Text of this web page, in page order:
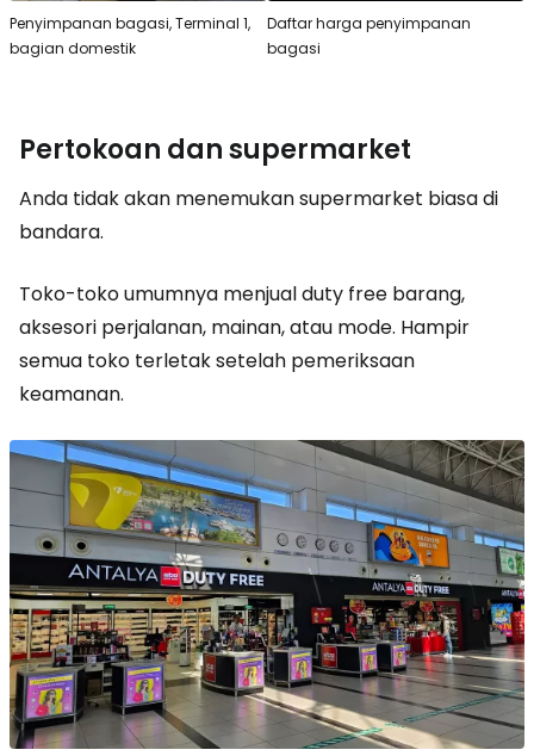
Penyimpanan bagasi, Terminal 1,
bagian domestik
Daftar harga penyimpanan
bagasi
Pertokoan dan supermarket
Anda tidak akan menemukan supermarket biasa di
bandara.
Toko-toko umumnya menjualduty free barang,
aksesori perjalanan, mainan, atau mode. Hampir
semua toko terletak setelah pemeriksaan
keamanan.